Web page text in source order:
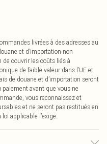
livrées à des adresses au
et d’importation non
couvrir les coûts liés à
de faible valeur dans l’UE et
de douane et d’importation seront
avant que vous ne
vous reconnaissez et
et ne seront pas restitués en
applicable l’exige.